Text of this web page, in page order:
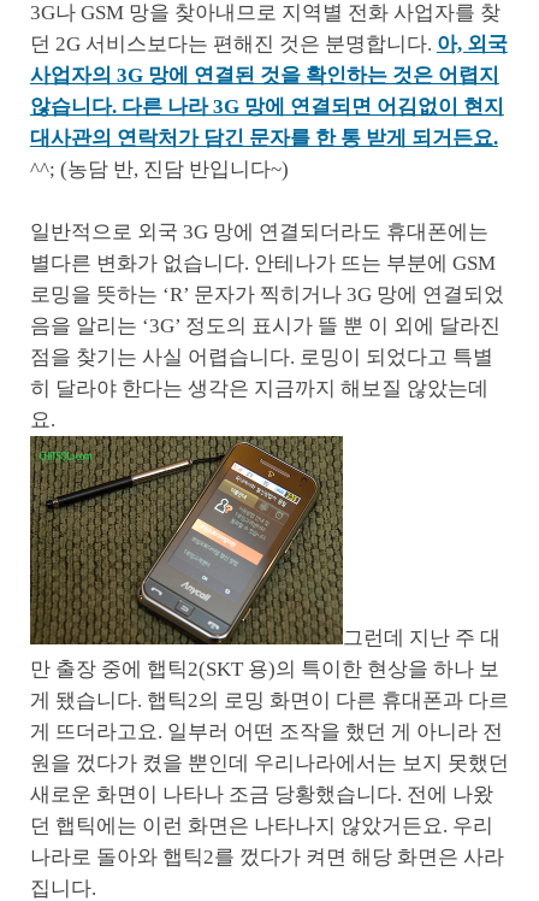
3G나 GSM 망을 찾아내므로 지역별 전화 사업자를 찾
던 2G 서비스보다는 편해진 것은 분명합니다. 아, 외국
사업자의 3G 망에 연결된 것을 확인하는 것은 어렵지
않습니다. 다른 나라 3G 망에 연결되면 어김없이 현지
대사관의 연락처가 담긴 문자를 한 통 받게 되거든요.
^^; (농담 반, 진담 반입니다~)
일반적으로 외국 3G 망에 연결되더라도 휴대폰에는
별다른 변화가 없습니다. 안테나가 뜨는 부분에 GSM
로밍을 뜻하는 ‘R’ 문자가 찍히거나 3G 망에 연결되었
음을 알리는 ‘3G’ 정도의 표시가 뜰 뿐 이 외에 달라진
점을 찾기는 사실 어렵습니다. 로밍이 되었다고 특별
히 달라야 한다는 생각은 지금까지 해보질 않았는데
요.
그런데 지난 주 대
만 출장 중에 햅틱2(SKT 용)의 특이한 현상을 하나 보
게 됐습니다. 햅틱2의 로밍 화면이 다른 휴대폰과 다르
게 뜨더라고요. 일부러 어떤 조작을 했던 게 아니라 전
원을 껐다가 켰을 뿐인데 우리나라에서는 보지 못했던
새로운 화면이 나타나 조금 당황했습니다. 전에 나왔
던 햅틱에는 이런 화면은 나타나지 않았거든요. 우리
나라로 돌아와 햅틱2를 껐다가 켜면 해당 화면은 사라
집니다.